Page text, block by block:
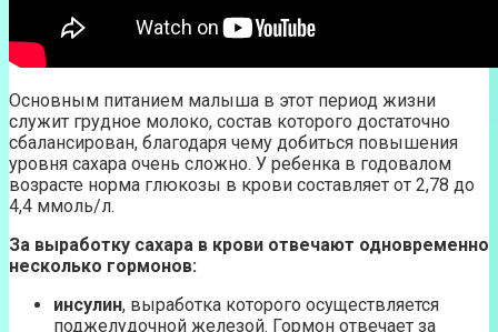
Основным питанием малыша в этот период жизни
служит грудное молоко, состав которого достаточно
сбалансирован, благодаря чему добиться повышения
уровня сахара очень сложно. У ребенка в годовалом
возрасте норма глюкозы в крови составляет от 2,78 до
4,4 ммоль/л.
За выработку сахара в крови отвечают одновременно
несколько гормонов:
инсулин, выработка которого осуществляется
поджелудочной железой. Гормон отвечает за